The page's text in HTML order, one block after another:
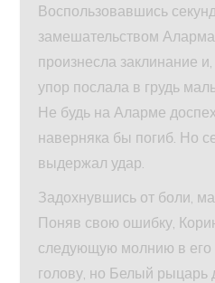
Воспользовавшись
замешательством
произнесла заклинание
упор послала в грудь
Не будь на Аларме
наверняка бы погиб. Но
выдержал удар.
Задохнувшись от боли,
Поняв свою ошибку,
следующую молнию в
голову, но Белый рыцарь